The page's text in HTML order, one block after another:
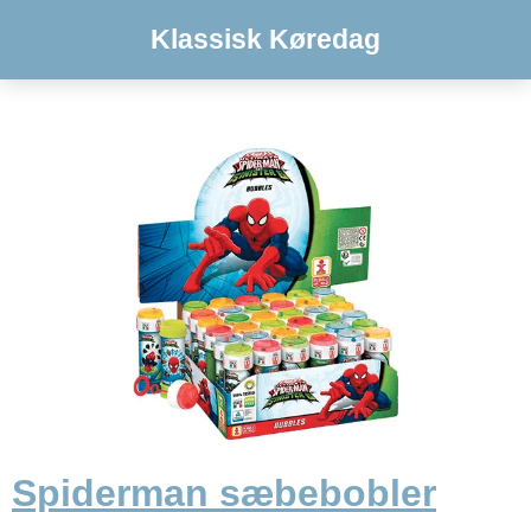
Klassisk Køredag
Spiderman sæbebobler